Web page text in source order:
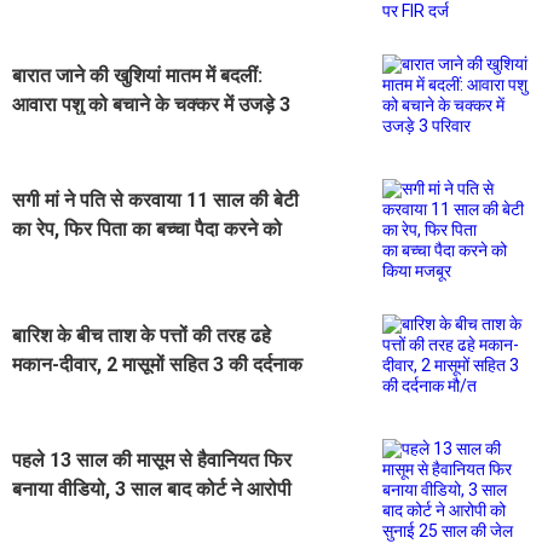
बारात जाने की खुशियां मातम में बदलीं:
आवारा पशु को बचाने के चक्कर में उजड़े 3
सगी मां ने पति से करवाया 11 साल की बेटी
का रेप, फिर पिता का बच्चा पैदा करने को
बारिश के बीच ताश के पत्तों की तरह ढहे
मकान-दीवार, 2 मासूमों सहित 3 की दर्दनाक
पहले 13 साल की मासूम से हैवानियत फिर
बनाया वीडियो, 3 साल बाद कोर्ट ने आरोपी